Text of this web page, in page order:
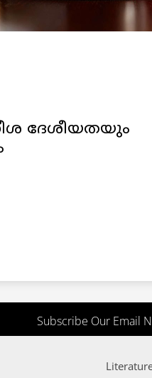
ദേശീയതയും
Subscribe Our Email